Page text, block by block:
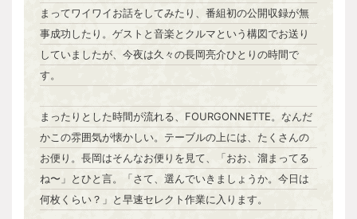
まってワイワイお話をしてみたり、番組初の公開収録が無
事成功したり。ゲストと音楽とクルマという構図でお送り
していましたが、今夜は久々の長岡亮介ひとりの時間で
す。
まったりとした時間が流れる、FOURGONNETTE。なんだ
かこの雰囲気が懐かしい。テーブルの上には、たくさんの
お便り。長岡はそんなお便りを見て、「おお、溜まってる
ね〜」とひと言。「さて、選んでいきましょうか。今日は
何枚くらい？」と早速セレクト作業に入ります。